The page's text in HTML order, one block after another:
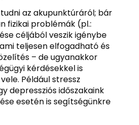
az akupunktúráról; bár
fizikai problémák (pl.:
céljából veszik igénybe
teljesen elfogadható és
– de ugyanakkor
kérdésekkel is
Például stressz
depressziós időszakaink
esetén is segítségünkre